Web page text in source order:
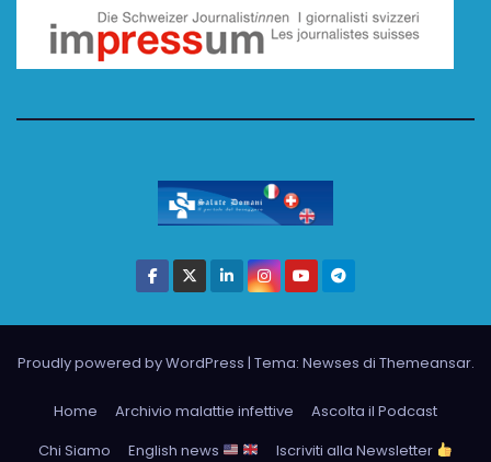
Proudly powered by WordPress | Tema: Newses di Themeansar.
Home Archivio malattie infettive
Ascolta il Podcast
Chi Siamo
English news
Iscriviti alla Newsletter